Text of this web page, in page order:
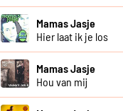
Mamas Jasje
Hier laat ik je los
Mamas Jasje
Hou van mij